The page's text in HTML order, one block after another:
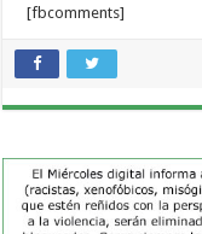
[fbcomments]